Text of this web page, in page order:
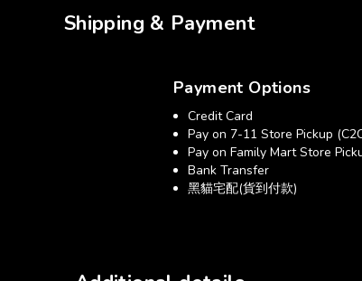
Shipping & Payment
Payment Options
Credit Card
Pay on 7-11 Store Pickup
Pay on Family Mart Store
Bank Transfer
黑貓宅配(貨到付款)